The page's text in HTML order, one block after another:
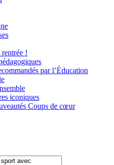
rentrée !
par l’Éducation
iconiques
Coups de cœur